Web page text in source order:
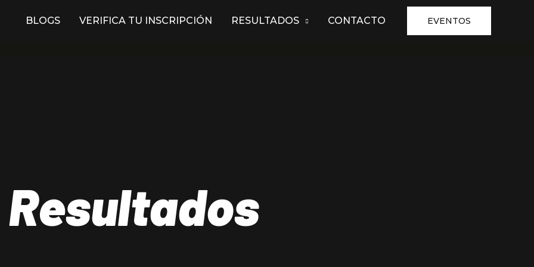
BLOGS VERIFICA TU INSCRIPCIÓN RESULTADOS CONTACTO EVENTOS
Resultados